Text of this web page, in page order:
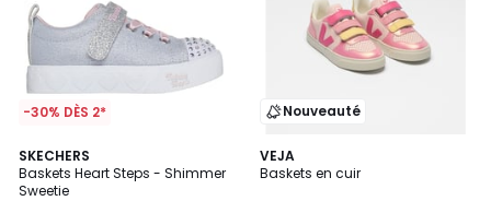
-30% DÈS 2*
SKECHERS
Baskets Heart Steps - Shimmer
Sweetie
Nouveauté
VEJA
Baskets en cuir